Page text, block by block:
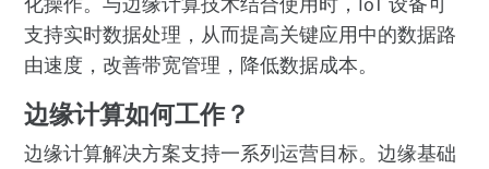
支持实时数据处理，从而提高关键应用中的数据路
由速度，改善带宽管理，降低数据成本。
边缘计算如何工作？
边缘计算解决方案支持一系列运营目标。边缘基础